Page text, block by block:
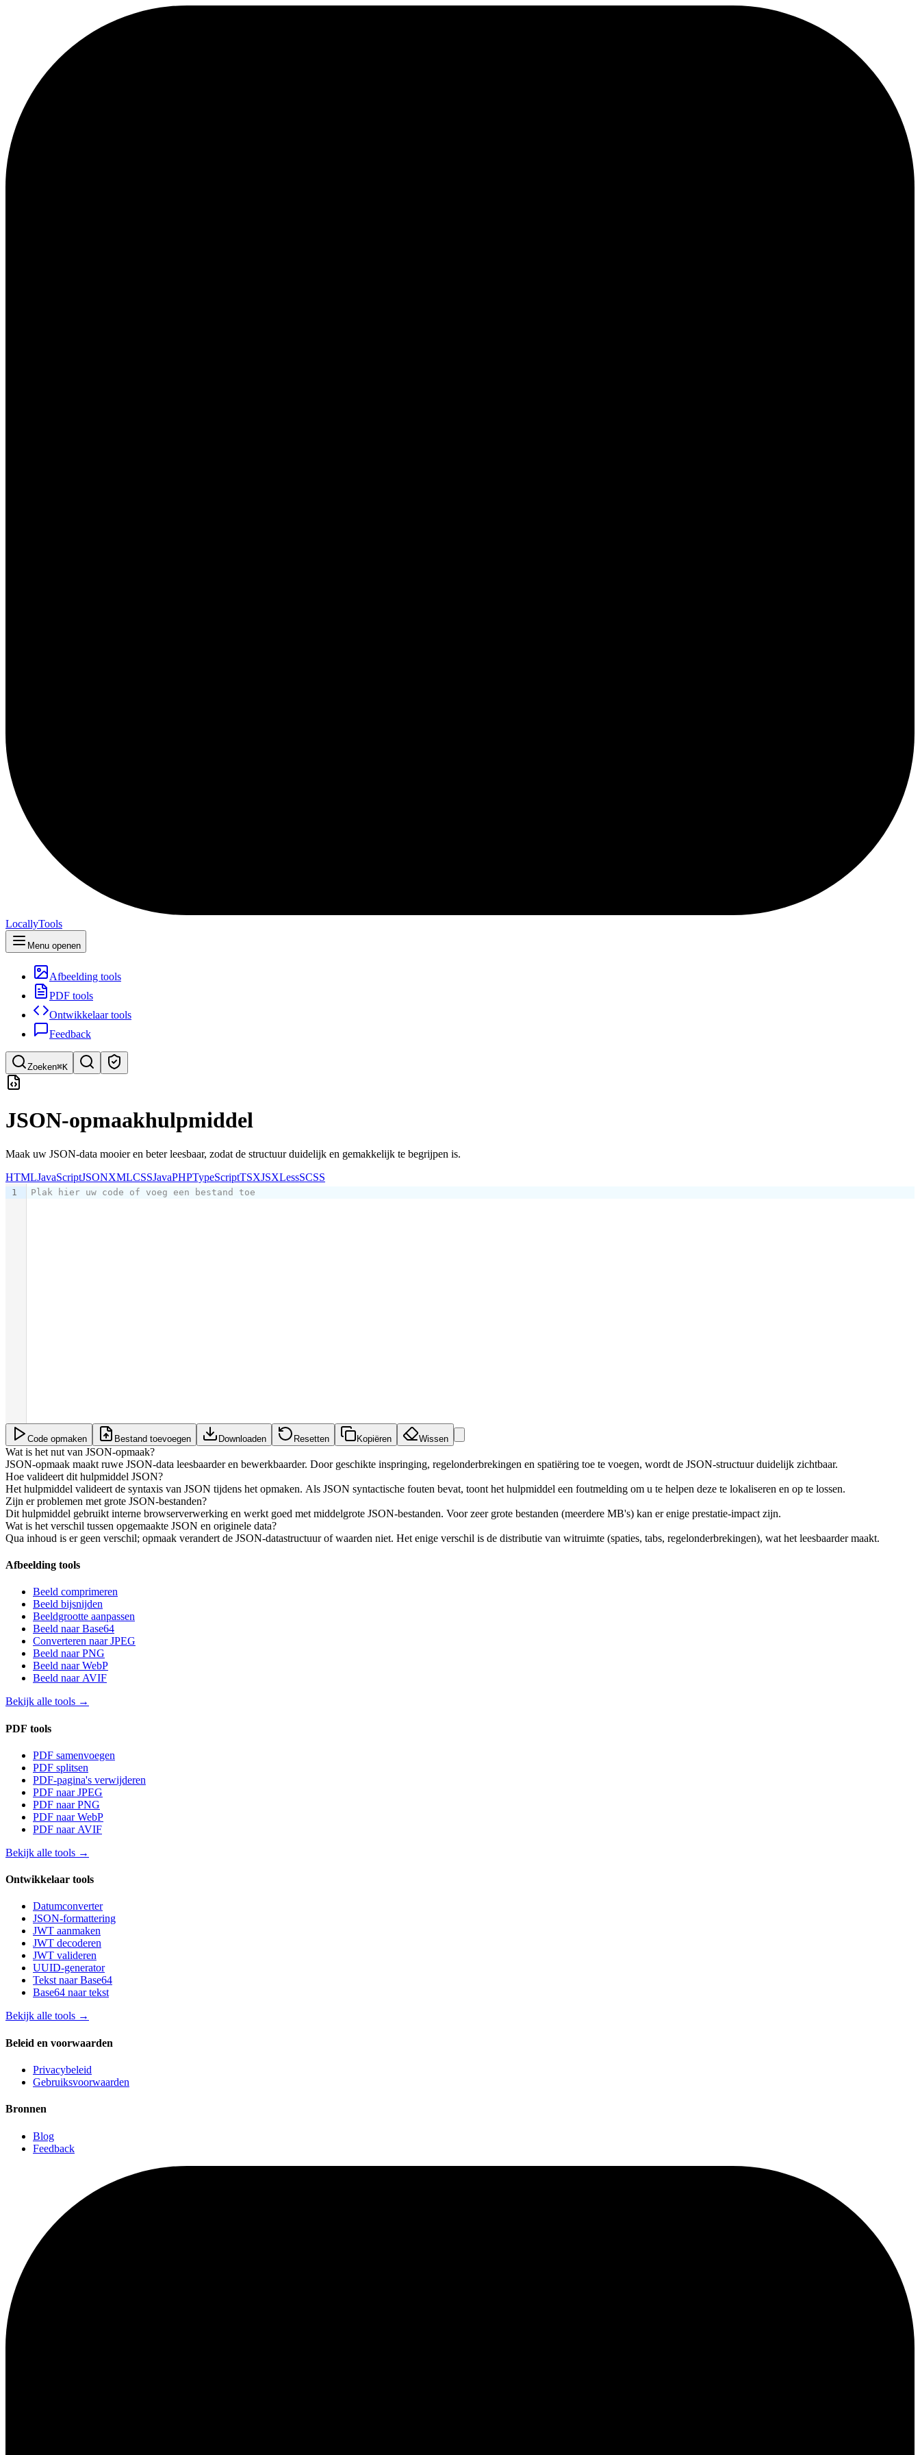
LocallyTools
Menu openen
Afbeelding tools
PDF tools
Ontwikkelaar tools
Feedback
Zoeken⌘K
Zoek tools
Snel tools zoeken
JSON-opmaakhulpmiddel
Maak uw JSON-data mooier en beter leesbaar, zodat de structuur duidelijk en gemakkelijk te begrijpen is.
HTMLJavaScriptJSONXMLCSSJavaPHPTypeScriptTSXJSXLessSCSS
1 Plak hier uw code of voeg een bestand toe
Code opmaken Bestand toevoegen Downloaden Resetten Kopiëren Wissen
Wat is het nut van JSON-opmaak?
JSON-opmaak maakt ruwe JSON-data leesbaarder en bewerkbaarder. Door geschikte inspringing, regelonderbrekingen en spatiëring toe te voegen, wordt de JSON-structuur duidelijk zichtbaar.
Hoe valideert dit hulpmiddel JSON?
Het hulpmiddel valideert de syntaxis van JSON tijdens het opmaken. Als JSON syntactische fouten bevat, toont het hulpmiddel een foutmelding om u te helpen deze te lokaliseren en op te lossen.
Zijn er problemen met grote JSON-bestanden?
Dit hulpmiddel gebruikt interne browserverwerking en werkt goed met middelgrote JSON-bestanden. Voor zeer grote bestanden (meerdere MB's) kan er enige prestatie-impact zijn.
Wat is het verschil tussen opgemaakte JSON en originele data?
Qua inhoud is er geen verschil; opmaak verandert de JSON-datastructuur of waarden niet. Het enige verschil is de distributie van witruimte (spaties, tabs, regelonderbrekingen), wat het leesbaarder maakt.
Afbeelding tools
Beeld comprimeren
Beeld bijsnijden
Beeldgrootte aanpassen
Beeld naar Base64
Converteren naar JPEG
Beeld naar PNG
Beeld naar WebP
Beeld naar AVIF
Bekijk alle tools →
PDF tools
PDF samenvoegen
PDF splitsen
PDF-pagina's verwijderen
PDF naar JPEG
PDF naar PNG
PDF naar WebP
PDF naar AVIF
Bekijk alle tools →
Ontwikkelaar tools
Datumconverter
JSON-formattering
JWT aanmaken
JWT decoderen
JWT valideren
UUID-generator
Tekst naar Base64
Base64 naar tekst
Bekijk alle tools →
Beleid en voorwaarden
Privacybeleid
Gebruiksvoorwaarden
Bronnen
Blog
Feedback